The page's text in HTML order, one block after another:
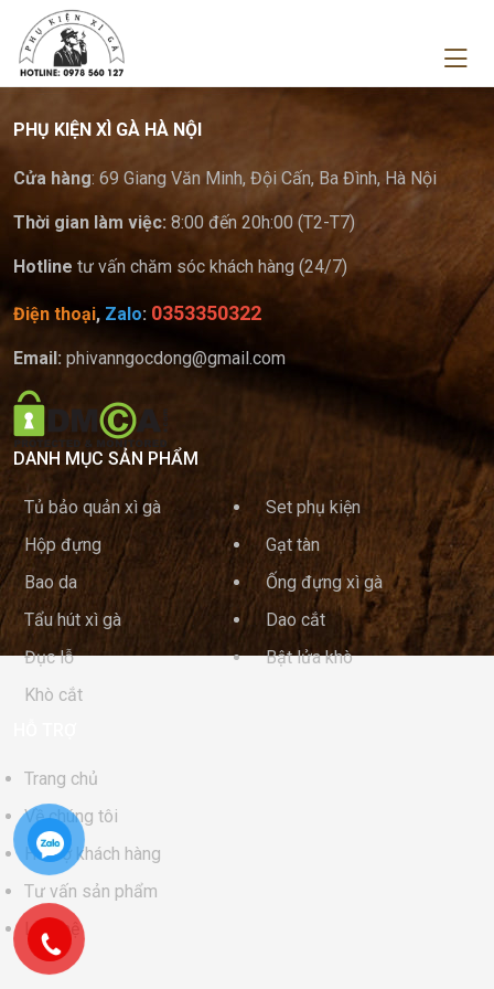
PHỤ KIỆN XÌ GÀ HÀ NỘI
Cửa hàng: 69 Giang Văn Minh, Đội Cấn, Ba Đình, Hà Nội
Thời gian làm việc: 8:00 đến 20h:00 (T2-T7)
Hotline tư vấn chăm sóc khách hàng (24/7)
Điện thoại, Zalo: 0353350322
Email: phivanngocdong@gmail.com
DANH MỤC SẢN PHẨM
Tủ bảo quản xì gà
Set phụ kiện
Hộp đựng
Gạt tàn
Bao da
Ống đựng xì gà
Tẩu hút xì gà
Dao cắt
Đục lỗ
Bật lửa khò
Khò cắt
Trang chủ
Về chúng tôi
Hỗ trợ khách hàng
Tư vấn sản phẩm
Liên hệ